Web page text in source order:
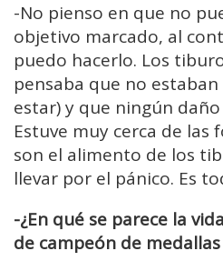
-No pienso en que no
objetivo marcado, al
puedo hacerlo. Los
pensaba que no
estar) y que ningún
Estuve muy cerca de las
son el alimento de los
llevar por el pánico. Es
-¿En qué se parece la
de campeón de